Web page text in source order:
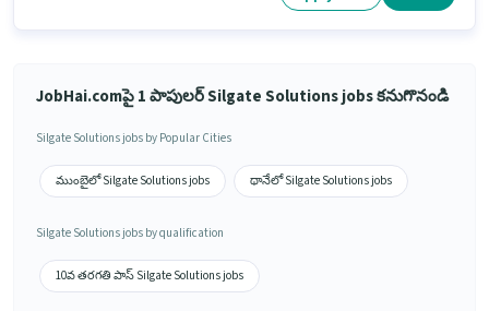
JobHai.comపై 1 పాపులర్ Silgate Solutions jobs కనుగొనండి
Silgate Solutions jobs by Popular Cities
ముంబైలో Silgate Solutions jobs థానేలో Silgate Solutions jobs
Silgate Solutions jobs by qualification
10వ తరగతి పాస్ Silgate Solutions jobs